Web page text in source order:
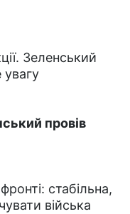
Зеленський
увагу
провів
стабільна,
війська